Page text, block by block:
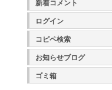
新着コメント
ログイン
コピペ検索
お知らせブログ
ゴミ箱